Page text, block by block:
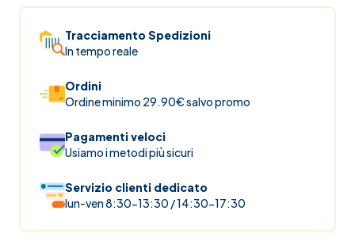
Tracciamento Spedizioni
In tempo reale
Ordini
Ordine minimo 29.90€ salvo promo
Pagamenti veloci
Usiamo i metodi più sicuri
Servizio clienti dedicato
lun-ven 8:30-13:30 / 14:30-17:30